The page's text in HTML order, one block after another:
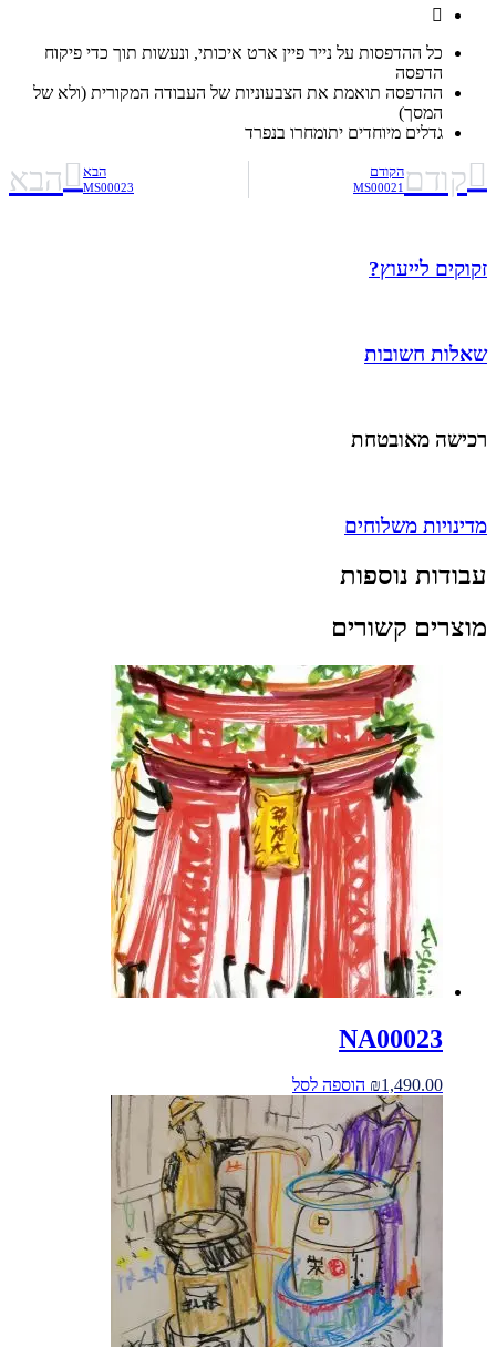
כל ההדפסות על נייר פיין ארט איכותי, ונעשות תוך כדי פיקוח
הדפסה
ההדפסה תואמת את הצבעוניות של העבודה המקורית (ולא של
המסך)
גדלים מיוחדים יתומחרו בנפרד
קודםהקודם
MS00021
הבא
MS00023 הבא
זקוקים לייעוץ?
שאלות חשובות
רכישה מאובטחת
מדינויות משלוחים
עבודות נוספות
מוצרים קשורים
NA00023
₪1,490.00 הוספה לסל